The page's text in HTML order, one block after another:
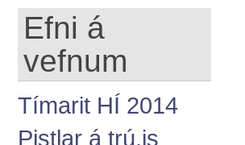
Efni á
vefnum
Tímarit HÍ 2014
Pistlar á trú.is